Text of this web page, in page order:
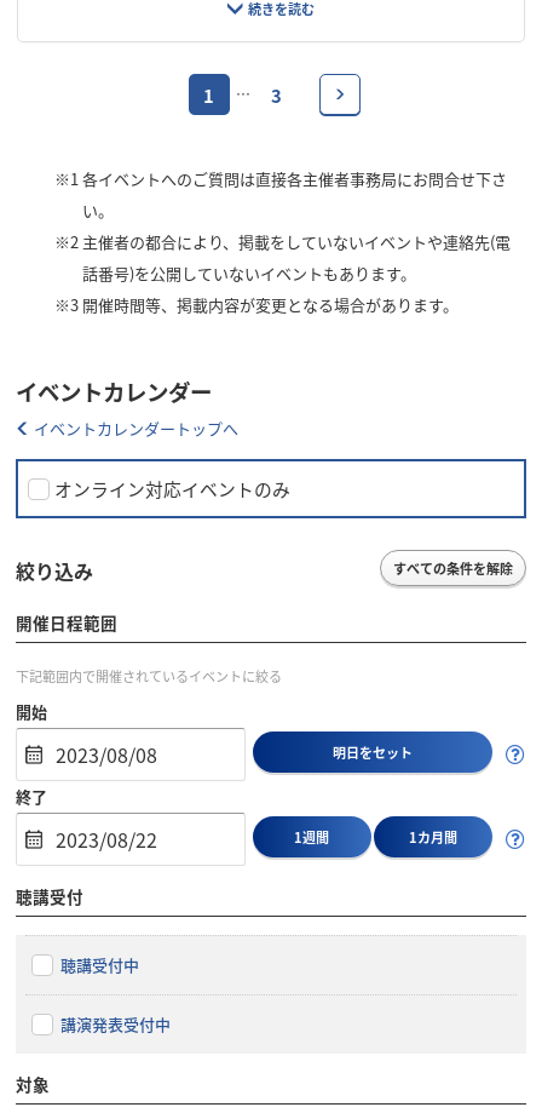
1 … 3
※1各イベントへのご質問は直接各主催者事務局にお問合せ下さ
い。
※2 主催者の都合により、掲載をしていないイベントや連絡先(電
話番号)を公開していないイベントもあります。
※3 開催時間等、掲載内容が変更となる場合があります。
イベントカレンダー
イベントカレンダートップへ
オンライン対応イベントのみ
絞り込み すべての条件を解除
開催日程範囲
下記範囲内で開催されているイベントに絞る
開始
明日をセット
終了
1週間 1カ月間
聴講受付
聴講受付中
講演発表受付中
対象